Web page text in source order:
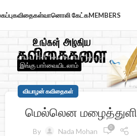
கவிதைகள்வானொலி கேட்கMEMBERS
இங்கு பாா்வையிடலாம்
வியாழன் கவிதைகள்
மெல்லென மழைத்துளி
By Nada Mohan 0